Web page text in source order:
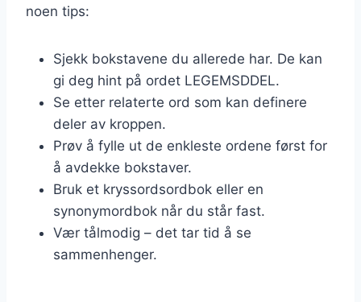
noen tips:
Sjekk bokstavene du allerede har. De kan
gi deg hint på ordet LEGEMSDDEL.
Se etter relaterte ord som kan definere
deler av kroppen.
Prøv å fylle ut de enkleste ordene først for
å avdekke bokstaver.
Bruk et kryssordsordbok eller en
synonymordbok når du står fast.
Vær tålmodig – det tar tid å se
sammenhenger.